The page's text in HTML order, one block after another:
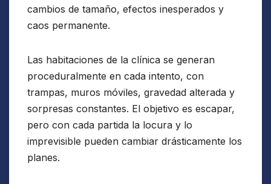
cambios de tamaño, efectos inesperados y
caos permanente.
Las habitaciones de la clínica se generan
proceduralmente en cada intento, con
trampas, muros móviles, gravedad alterada y
sorpresas constantes. El objetivo es escapar,
pero con cada partida la locura y lo
imprevisible pueden cambiar drásticamente los
planes.